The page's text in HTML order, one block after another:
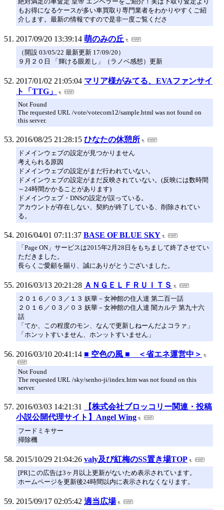
もお得になるケースが多い車買取り専門業者をわかりやすくご紹
介します。最新の情報ですので是非一度ご覧くださ
2017/09/20 13:39:14 萌のみの丘
（開設 03/05/22 最新更新 17/09/20）
９月２０日 「輝ける眼差し」（ラノベ感想）更新
2017/01/02 21:05:04 マリア様がみてる、EVAファンサイ
ト「TTG」
Not Found
The requested URL /vote/votecom12/sample.html was not found on
this server.
2016/08/25 21:28:15 ひなたの休憩所
ドメインウェブの設定が見つかりません
考えられる原因
ドメインウェブの設定がまだ行われていない。
ドメインウェブの設定がまだ反映されていない。(反映には数時間
～24時間かかることがあります)
ドメインウェブ・DNSの設定が誤っている。
アカウントが存在しない、契約が終了している、削除されてい
る。
2016/04/01 07:11:37 BASE OF BLUE SKY
「Page ON」サービスは2015年2月28日をもちまして終了させてい
ただきました。
長らくご愛顧を賜り、誠にありがとうございました。
2016/03/13 20:21:28 ＡＮＧＥＬＦＲＵＩＴＳ
２０１６／０３／１３ 妖華－女神館の住人達 第二百一話
２０１６／０３／０３ 妖華－女神館の住人達 闇カルテ 第九十六
話
「てか、この程度のモン、なんで更新しねーんだよコラァ」
「ホンットすいません、ホンットすいません」
2016/03/10 20:41:14 ■ 空色の風 ■ ＜省エネ運営中＞
Not Found
The requested URL /sky/senho-ji/index.htm was not found on this
server.
2016/03/03 14:21:31
【株式会社ブロッコリー関連・投稿
小説公開代理サイト】Angel Wing
フードミキサー
掃除機
2015/10/29 21:04:26 valy及び紅梅のSS置き場TOP
[PR]この広告は3ヶ月以上更新がないため表示されています。
ホームページを更新後24時間以内に表示されなくなります。
2015/09/17 02:05:42 適当広場